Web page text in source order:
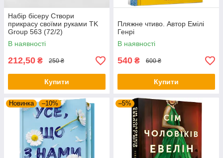
Набір бісеру Створи
прикрасу своїми руками TK
Group 563 (72/2)
В наявності
212,50 ₴ 250 ₴
Купити
Пляжне чтиво. Автор Емілі
Генрі
В наявності
540 ₴ 600 ₴
Купити
Новинка –10% –5%